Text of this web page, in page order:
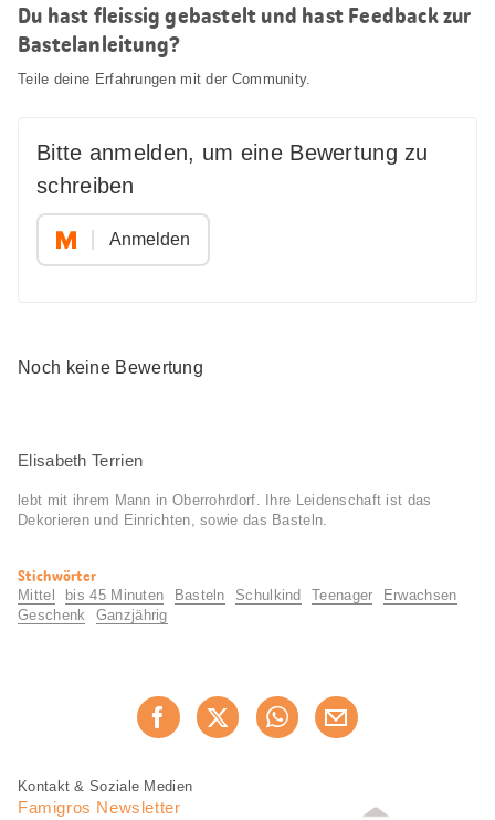
Du hast fleissig gebastelt und hast Feedback zur
Bastelanleitung?
Teile deine Erfahrungen mit der Community.
Bitte anmelden, um eine Bewertung zu
schreiben
Anmelden
Noch keine Bewertung
Elisabeth Terrien
lebt mit ihrem Mann in Oberrohrdorf. Ihre Leidenschaft ist das
Dekorieren und Einrichten, sowie das Basteln.
Nützliche
Informationen
Stichwörter
Mittel bis 45 Minuten Basteln Schulkind Teenager
Erwachsen
Geschenk
Ganzjährig
Jetzt weiterempfehlen
Fusszeile
Fusszeile
Navigation
Kontakt & Soziale Medien
Famigros Newsletter